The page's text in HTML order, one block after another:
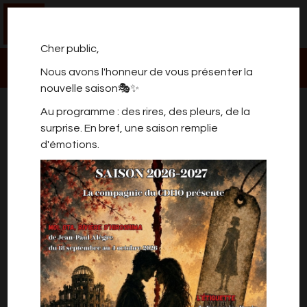
Cher public,
Nous avons l'honneur de vous présenter la
nouvelle saison🎭✨
Au programme : des rires, des pleurs, de la
surprise. En bref, une saison remplie
d'émotions.
SPECTACLE ATELIER ADOS
MARIE 11/13 ANS LUNDI
SPECTACLE ATELIER ADOS MARIE 12/14 ans
LUNDI 17h/18h30